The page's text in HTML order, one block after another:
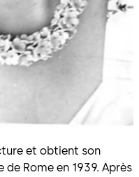
et obtient son
de Rome en 1939. Après